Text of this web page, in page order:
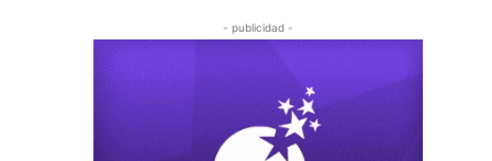
- publicidad -